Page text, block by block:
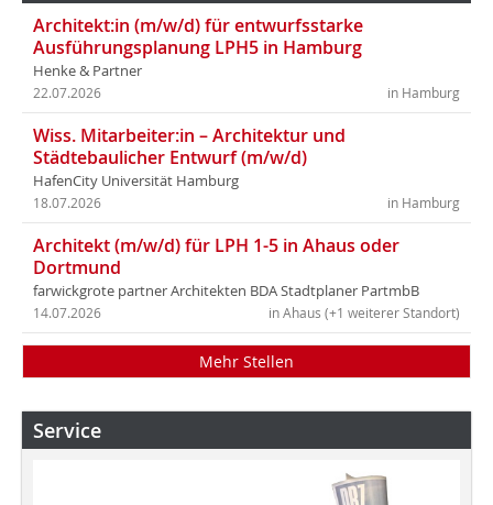
Architekt:in (m/w/d) für entwurfsstarke
Ausführungsplanung LPH5 in Hamburg
Henke & Partner
in Hamburg
22.07.2026
Wiss. Mitarbeiter:in – Architektur und
Städtebaulicher Entwurf (m/w/d)
HafenCity Universität Hamburg
in Hamburg
18.07.2026
Architekt (m/w/d) für LPH 1-5 in Ahaus oder
Dortmund
farwickgrote partner Architekten BDA Stadtplaner PartmbB
in Ahaus (+1 weiterer Standort)
14.07.2026
Mehr Stellen
Service